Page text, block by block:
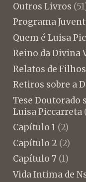
Outros Livros
Programa
Quem é Luisa
Reino da Divina
Relatos de
Retiros sobre a
Tese Doutorado
Luisa Piccarreta
Capítulo 1 (2)
Capítulo 2 (2)
Capítulo 7 (1)
Vida Intima de